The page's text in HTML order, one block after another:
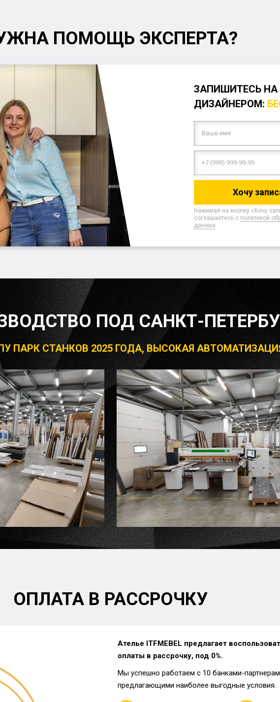
ПОМОЩЬ ЭКСПЕРТА?
ЗАПИШИТЕСЬ НА
ДИЗАЙНЕРОМ:
Нажимая на кнопку «Хочу
соглашаетесь с политикой
данных
ПОД САНКТ-
ПАРК СТАНКОВ 2025 ГОДА, ВЫСОКАЯ
ОПЛАТА В РАССРОЧКУ
Ателье ITFMEBEL предлагает
оплаты в рассрочку, под 0%.
Мы успешно работаем с 10 банками-
предлагающими наиболее выгодные условия.